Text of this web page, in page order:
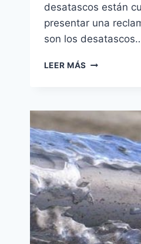
desatascos están
presentar una
son los
LEER MÁS DESATASCOS
COMPAÑÍAS
DE
SEGUROS:
¿QUÉ
NECESITAS
SABER?